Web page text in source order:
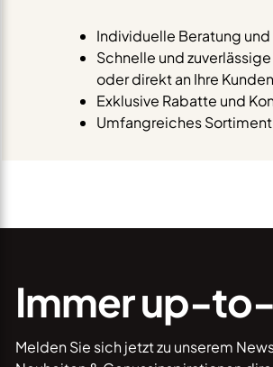
Individuelle Beratung
Schnelle und
oder direkt an Ihre Kunden
Exklusive Rabatte und
Umfangreiches
Immer up-
Melden Sie sich jetzt zu unserem